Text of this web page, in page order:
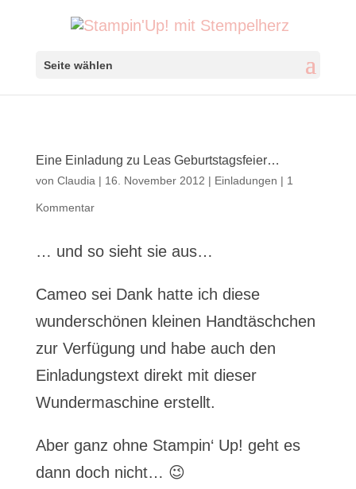
Seite wählen
Eine Einladung zu Leas Geburtstagsfeier…
von Claudia | 16. November 2012 | Einladungen | 1
Kommentar
… und so sieht sie aus…
Cameo sei Dank hatte ich diese
wunderschönen kleinen Handtäschchen
zur Verfügung und habe auch den
Einladungstext direkt mit dieser
Wundermaschine erstellt.
Aber ganz ohne Stampin‘ Up! geht es
dann doch nicht… 😉